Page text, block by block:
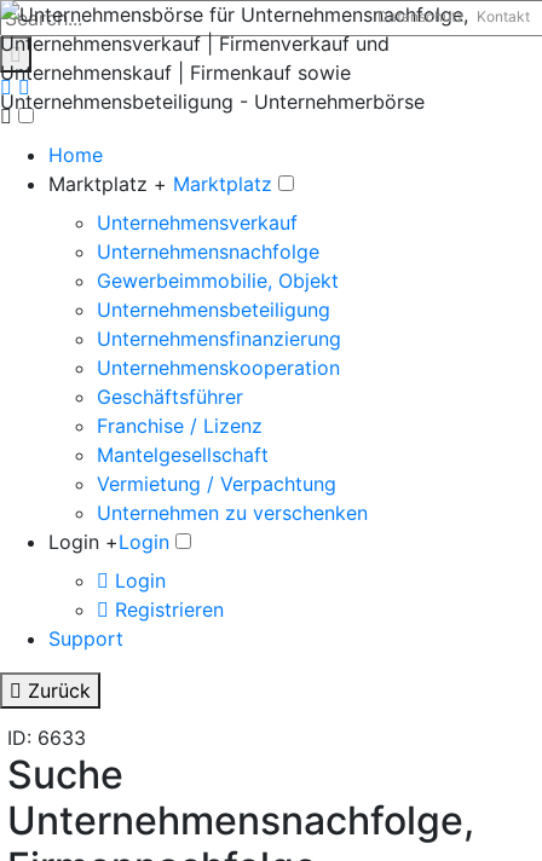
Datenschutz Kontakt
Home
Marktplatz + Marktplatz
Unternehmensverkauf
Unternehmensnachfolge
Gewerbeimmobilie, Objekt
Unternehmensbeteiligung
Unternehmensfinanzierung
Unternehmenskooperation
Geschäftsführer
Franchise / Lizenz
Mantelgesellschaft
Vermietung / Verpachtung
Unternehmen zu verschenken
Login +Login
Login
Registrieren
Support
Zurück
ID: 6633
Suche
Unternehmensnachfolge,